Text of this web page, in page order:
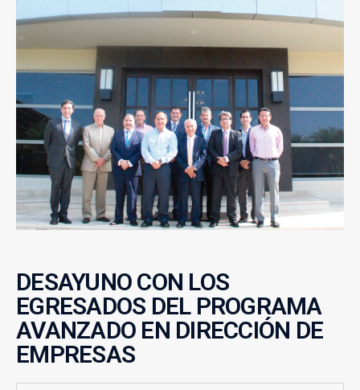
DESAYUNO CON LOS
EGRESADOS DEL PROGRAMA
AVANZADO EN DIRECCIÓN DE
EMPRESAS